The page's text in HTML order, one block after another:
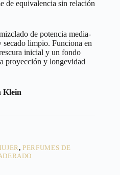
de equivalencia sin relación
de potencia media-
secado limpio. Funciona en
inicial y un fondo
proyección y longevidad
Klein
,PERFUMES DE